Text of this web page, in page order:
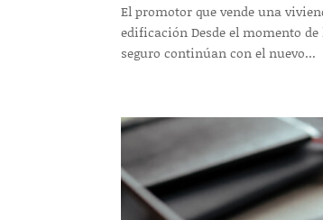
El promotor que vende una
edificación Desde el momento
seguro continúan con el nuevo...